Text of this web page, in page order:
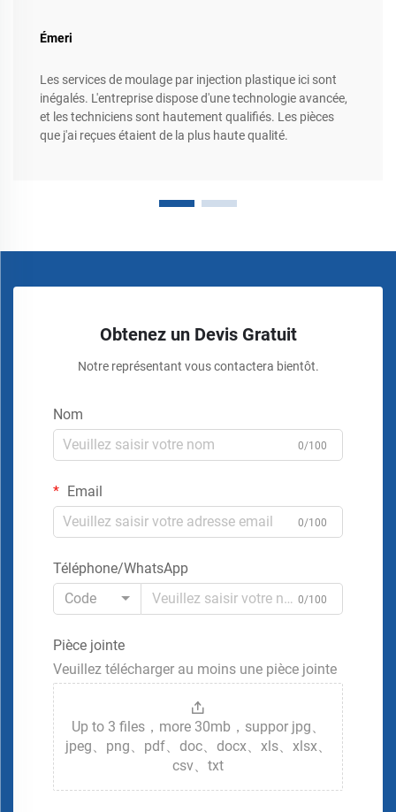
Émeri
Les services de moulage par injection plastique ici sont
inégalés. L'entreprise dispose d'une technologie avancée,
et les techniciens sont hautement qualifiés. Les pièces
que j'ai reçues étaient de la plus haute qualité.
Obtenez un Devis Gratuit
Notre représentant vous contactera bientôt.
Nom
0/100
Email
0/100
Téléphone/WhatsApp
Code
0/100
Pièce jointe
Veuillez télécharger au moins une pièce jointe
Up to 3 files，more 30mb，suppor jpg、
jpeg、png、pdf、doc、docx、xls、xlsx、
csv、txt